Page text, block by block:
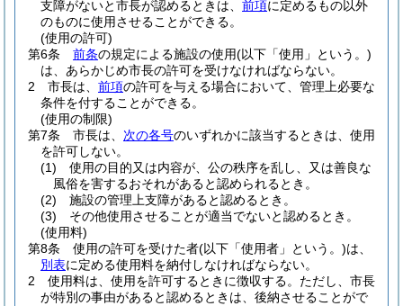
支障がないと市長が認めるときは、 前項に定めるもの以外
のものに使用させることができる。
(使用の許可)
第6条
前条の規定による施設の使用(以下「使用」という。)
は、あらかじめ市長の許可を受けなければならない。
2
市長は、 前項の許可を与える場合において、管理上必要な
条件を付することができる。
(使用の制限)
第7条
市長は、 次の各号のいずれかに該当するときは、使用
を許可しない。
(1)
使用の目的又は内容が、公の秩序を乱し、又は善良な
風俗を害するおそれがあると認められるとき。
(2)
施設の管理上支障があると認めるとき。
(3)
その他使用させることが適当でないと認めるとき。
(使用料)
第8条
使用の許可を受けた者(以下「使用者」という。)は、
別表に定める使用料を納付しなければならない。
2
使用料は、使用を許可するときに徴収する。 ただし、市長
が特別の事由があると認めるときは、後納させることがで